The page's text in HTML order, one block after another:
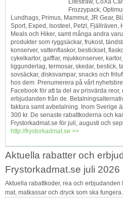
‎Lifestraw, CoXa
Frozzypack,
Lundhags, Primus, Mammut, JR Gear,
Sport, Exped, Isosteel, Petzl, Fjällräven,
Meals och Hiker, samt många andra
produkter som ryggsäckar, frukost,
konserver, vattenflaskor, bestickset,
cykelkartor, gafflar, mjukkonserver,
liggunderlag, termosar, skedar, bestick,
sovsäckar, disksvampar, snacks och
hos dem. Prenumerera på vårt
Facebook för att ta del av prisvärda
erbjudanden från de.
faktura samt avbetalning. Inom Sverige
300 kr. De senaste rabattkoderna och
Frystorkadmat.se för juli, augusti och
http://frystorkadmat.se >>
Aktuella rabatter och
Frystorkadmat.se juli 2026
Aktuella rabattkoder, rea och erbjudanden
mat, matkassar och dryck som ska